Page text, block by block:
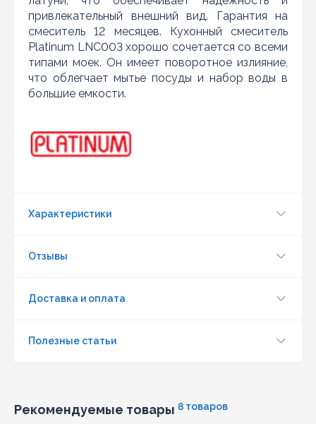
привлекательный внешний вид. Гарантия на
смеситель 12 месяцев. Кухонный смеситель
Platinum LNC003 хорошо сочетается со всеми
типами моек. Он имеет поворотное излияние,
что облегчает мытье посуды и набор воды в
большие емкости.
Характеристики
Отзывы
Доставка и оплата
Полезные статьи
Рекомендуемые товары 8 товаров